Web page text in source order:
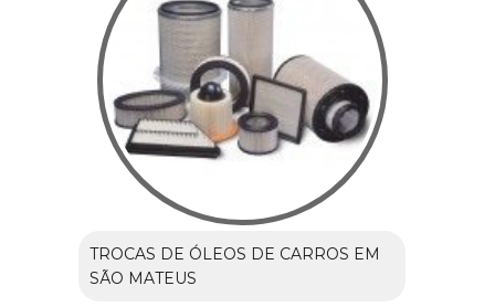
TROCAS DE ÓLEOS DE CARROS EM
SÃO MATEUS